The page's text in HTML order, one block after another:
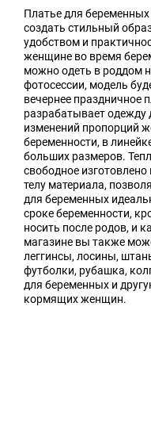
Платье для
создать стильный
удобством и
женщине во время
можно одеть в роддом
фотосессии, модель
вечернее праздничное
разрабатывает
изменений пропорций
беременности, в
больших размеров.
свободное изготовлено
телу материала,
для беременных
сроке беременности,
носить после родов, и
магазине вы также
леггинсы, лосины,
футболки, рубашка,
для беременных и
кормящих женщин.